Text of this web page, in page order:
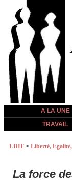
A LA UNE
TRAVAIL
LDIF > Liberté,
La force